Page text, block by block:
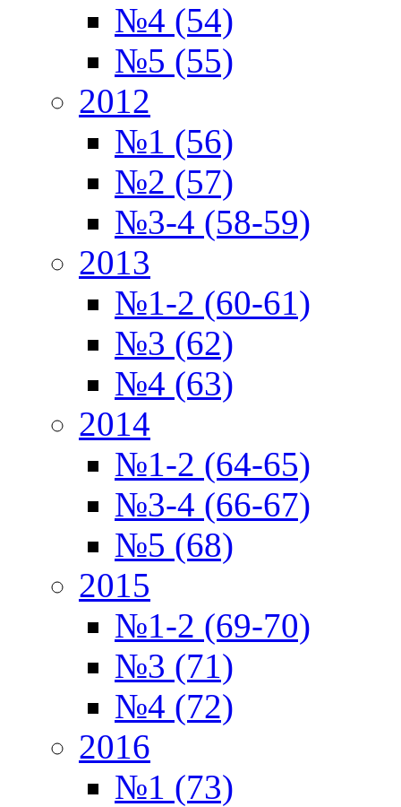
№4 (54)
№5 (55)
2012
№1 (56)
№2 (57)
№3-4 (58-59)
2013
№1-2 (60-61)
№3 (62)
№4 (63)
2014
№1-2 (64-65)
№3-4 (66-67)
№5 (68)
2015
№1-2 (69-70)
№3 (71)
№4 (72)
2016
№1 (73)